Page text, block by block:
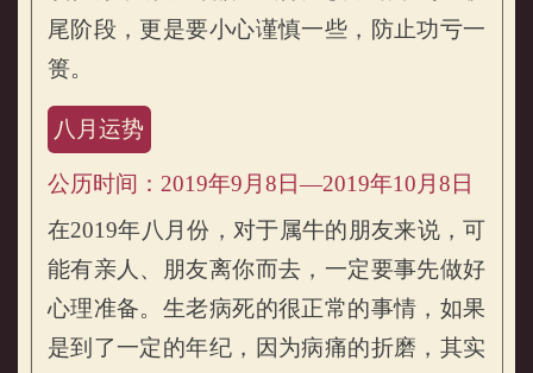
尾阶段，更是要小心谨慎一些，防止功亏一
篑。
八月运势
公历时间：2019年9月8日—2019年10月8日
在2019年八月份，对于属牛的朋友来说，可
能有亲人、朋友离你而去，一定要事先做好
心理准备。生老病死的很正常的事情，如果
是到了一定的年纪，因为病痛的折磨，其实